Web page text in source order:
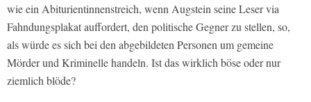
wie ein Abiturientinnenstreich, wenn Augstein seine Leser via
Fahndungsplakat auffordert, den politische Gegner zu stellen, so,
als würde es sich bei den abgebildeten Personen um gemeine
Mörder und Kriminelle handeln. Ist das wirklich böse oder nur
ziemlich blöde?